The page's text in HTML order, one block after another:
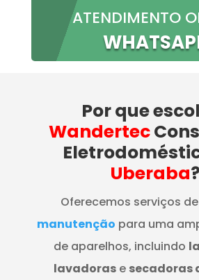
ATENDIMENTO
Por que
Wandertec
Uberaba?
Oferecemos serviços de
manutenção para uma
de aparelhos, incluindo
lavadoras e secadoras